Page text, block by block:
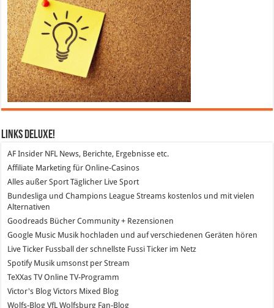
Links DeLuXe!
AF Insider NFL News, Berichte, Ergebnisse etc.
Affiliate Marketing für Online-Casinos
Alles außer SportTäglicher Live Sport
Bundesliga und Champions League Streams kostenlos und mit vielen
Alternativen
Goodreads Bücher Community + Rezensionen
Google Music Musik hochladen und auf verschiedenen Geräten hören
Live Ticker Fussball
der schnellste Fussi Ticker im Netz
SpotifyMusik umsonst per Stream
TeXXas TVOnline TV-Programm
Victor's Blog Victors Mixed Blog
Wolfs-Blog VfL Wolfsburg Fan-Blog